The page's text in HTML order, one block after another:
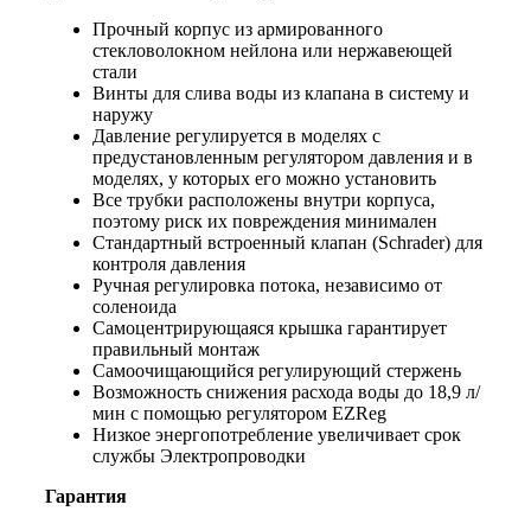
Прочный корпус из армированного
стекловолокном нейлона или нержавеющей
стали
Винты для слива воды из клапана в систему и
наружу
Давление регулируется в моделях с
предустановленным регулятором давления и в
моделях, у которых его можно установить
Все трубки расположены внутри корпуса,
поэтому риск их повреждения минимален
Стандартный встроенный клапан (Schrader) для
контроля давления
Ручная регулировка потока, независимо от
соленоида
Самоцентрирующаяся крышка гарантирует
правильный монтаж
Самоочищающийся регулирующий стержень
Возможность снижения расхода воды до 18,9 л/
мин с помощью регулятором EZReg
Низкое энергопотребление увеличивает срок
службы Электропроводки
Гарантия